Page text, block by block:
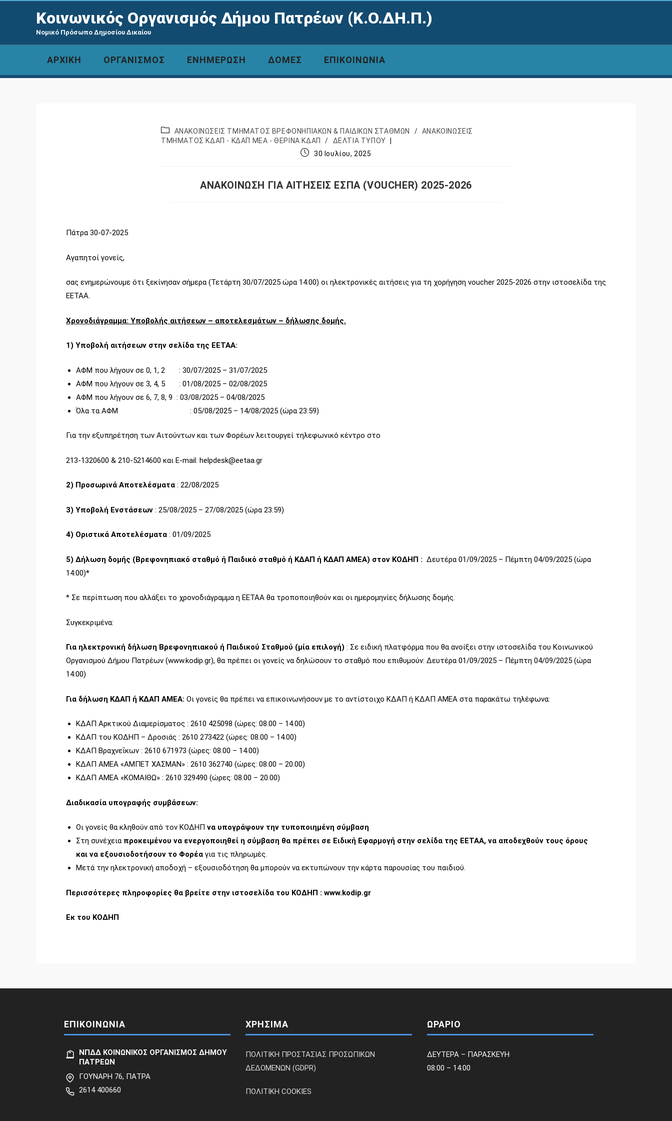
Κοινωνικός Οργανισμός Δήμου Πατρέων (Κ.Ο.ΔΗ.Π.)
Νομικό Πρόσωπο Δημοσίου Δικαίου
ΑΡΧΙΚΗ ΟΡΓΑΝΙΣΜΟΣ ΕΝΗΜΕΡΩΣΗ ΔΟΜΕΣ ΕΠΙΚΟΙΝΩΝΙΑ
ΑΝΑΚΟΙΝΩΣΕΙΣ ΤΜΗΜΑΤΟΣ ΒΡΕΦΟΝΗΠΙΑΚΩΝ & ΠΑΙΔΙΚΩΝ ΣΤΑΘΜΩΝ / ΑΝΑΚΟΙΝΩΣΕΙΣ
ΤΜΗΜΑΤΟΣ ΚΔΑΠ - ΚΔΑΠ ΜΕΑ - ΘΕΡΙΝΑ ΚΔΑΠ
/
ΔΕΛΤΙΑ ΤΥΠΟΥ
30 Ιουλίου, 2025
ΑΝΑΚΟΙΝΩΣΗ ΓΙΑ ΑΙΤΗΣΕΙΣ ΕΣΠΑ (VOUCHER) 2025-2026
Πάτρα 30-07-2025
Αγαπητοί γονείς,
σας ενημερώνουμε ότι ξεκίνησαν σήμερα (Τετάρτη 30/07/2025 ώρα 14:00) οι ηλεκτρονικές αιτήσεις για τη χορήγηση voucher 2025-2026 στην ιστοσελίδα της
ΕΕΤΑΑ.
Χρονοδιάγραμμα: Υποβολής αιτήσεων – αποτελεσμάτων – δήλωσης δομής.
1) Υποβολή αιτήσεων στην σελίδα της ΕΕΤΑΑ:
ΑΦΜ που λήγουν σε 0, 1, 2 : 30/07/2025 – 31/07/2025
ΑΦΜ που λήγουν σε 3, 4, 5 : 01/08/2025 – 02/08/2025
ΑΦΜ που λήγουν σε 6, 7, 8, 9 : 03/08/2025 – 04/08/2025
Όλα τα ΑΦΜ : 05/08/2025 – 14/08/2025 (ώρα 23:59)
Για την εξυπηρέτηση των Αιτούντων και των Φορέων λειτουργεί τηλεφωνικό κέντρο στο
213-1320600 & 210-5214600 και E-mail: helpdesk@eetaa.gr
2) Προσωρινά Αποτελέσματα : 22/08/2025
3) Υποβολή Ενστάσεων : 25/08/2025 – 27/08/2025 (ώρα 23:59)
4) Οριστικά Αποτελέσματα : 01/09/2025
5) Δήλωση δομής (Βρεφονηπιακό σταθμό ή Παιδικό σταθμό ή ΚΔΑΠ ή ΚΔΑΠ ΑΜΕΑ) στον ΚΟΔΗΠ : Δευτέρα 01/09/2025 – Πέμπτη 04/09/2025 (ώρα
14:00)*
* Σε περίπτωση που αλλάξει το χρονοδιάγραμμα η ΕΕΤΑΑ θα τροποποιηθούν και οι ημερομηνίες δήλωσης δομής.
Συγκεκριμένα:
Για ηλεκτρονική δήλωση Βρεφονηπιακού ή Παιδικού Σταθμού (μία επιλογή) : Σε ειδική πλατφόρμα που θα ανοίξει στην ιστοσελίδα του Κοινωνικού
Οργανισμού Δήμου Πατρέων (www.kodip.gr), θα πρέπει οι γονείς να δηλώσουν το σταθμό που επιθυμούν: Δευτέρα 01/09/2025 – Πέμπτη 04/09/2025 (ώρα
14:00)
Για δήλωση ΚΔΑΠ ή ΚΔΑΠ ΑΜΕΑ: Οι γονείς θα πρέπει να επικοινωνήσουν με το αντίστοιχο ΚΔΑΠ ή ΚΔΑΠ ΑΜΕΑ στα παρακάτω τηλέφωνα:
ΚΔΑΠ Αρκτικού Διαμερίσματος : 2610 425098 (ώρες: 08.00 – 14.00)
ΚΔΑΠ του ΚΟΔΗΠ – Δροσιάς : 2610 273422 (ώρες: 08.00 – 14.00)
ΚΔΑΠ Βραχνεΐκων : 2610 671973 (ώρες: 08.00 – 14.00)
ΚΔΑΠ ΑΜΕΑ «ΑΜΠΕΤ ΧΑΣΜΑΝ» : 2610 362740 (ώρες: 08.00 – 20.00)
ΚΔΑΠ ΑΜΕΑ «ΚΟΜΑΙΘΩ» : 2610 329490 (ώρες: 08.00 – 20.00)
Διαδικασία υπογραφής συμβάσεων:
Οι γονείς θα κληθούν από τον ΚΟΔΗΠ να υπογράψουν την τυποποιημένη σύμβαση
Στη συνέχεια προκειμένου να ενεργοποιηθεί η σύμβαση θα πρέπει σε Ειδική Εφαρμογή στην σελίδα της ΕΕΤΑΑ, να αποδεχθούν τους όρους
και να εξουσιοδοτήσουν το Φορέα για τις πληρωμές.
Μετά την ηλεκτρονική αποδοχή – εξουσιοδότηση θα μπορούν να εκτυπώνουν την κάρτα παρουσίας του παιδιού.
Περισσότερες πληροφορίες θα βρείτε στην ιστοσελίδα του ΚΟΔΗΠ : www.kodip.gr
Εκ του ΚΟΔΗΠ
ΕΠΙΚΟΙΝΩΝΙΑ
ΝΠΔΔ ΚΟΙΝΩΝΙΚΟΣ ΟΡΓΑΝΙΣΜΟΣ ΔΗΜΟΥ
ΠΑΤΡΕΩΝ
ΓΟΥΝΑΡΗ 76, ΠΑΤΡΑ
2614 400660
ΧΡΗΣΙΜΑ
ΠΟΛΙΤΙΚΗ ΠΡΟΣΤΑΣΙΑΣ ΠΡΟΣΩΠΙΚΩΝ
ΔΕΔΟΜΕΝΩΝ (GDPR)
ΠΟΛΙΤΙΚΗ COOKIES
ΩΡΑΡΙΟ
ΔΕΥΤΕΡΑ – ΠΑΡΑΣΚΕΥΗ
08:00 – 14:00